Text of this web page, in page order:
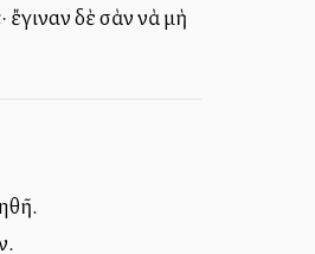
ἔγιναν δὲ σὰν νὰ μὴ